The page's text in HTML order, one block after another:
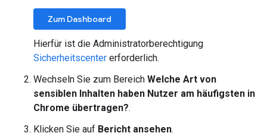
Zum Dashboard
Hierfür ist die Administratorberechtigung
Sicherheitscenter erforderlich.
Wechseln Sie zum Bereich Welche Art von
sensiblen Inhalten haben Nutzer am häufigsten in
Chrome übertragen?.
Klicken Sie auf Bericht ansehen.